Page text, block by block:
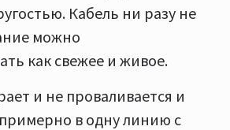
Кабель ни разу не
можно
как свежее и живое.
и не проваливается и
примерно в одну линию с